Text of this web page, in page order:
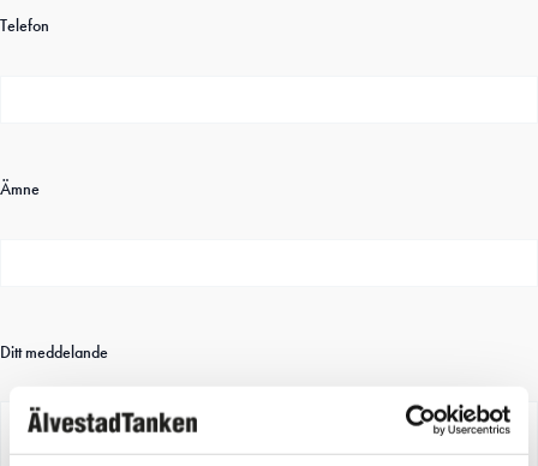
Telefon
Ämne
Ditt meddelande